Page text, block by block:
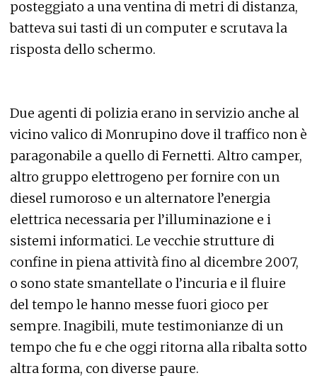
posteggiato a una ventina di metri di distanza,
batteva sui tasti di un computer e scrutava la
risposta dello schermo.
Due agenti di polizia erano in servizio anche al
vicino valico di Monrupino dove il traffico non è
paragonabile a quello di Fernetti. Altro camper,
altro gruppo elettrogeno per fornire con un
diesel rumoroso e un alternatore l’energia
elettrica necessaria per l’illuminazione e i
sistemi informatici. Le vecchie strutture di
confine in piena attività fino al dicembre 2007,
o sono state smantellate o l’incuria e il fluire
del tempo le hanno messe fuori gioco per
sempre. Inagibili, mute testimonianze di un
tempo che fu e che oggi ritorna alla ribalta sotto
altra forma, con diverse paure.